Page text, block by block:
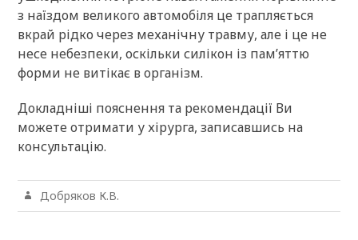
з наїздом великого автомобіля це трапляється
вкрай рідко через механічну травму, але і це не
несе небезпеки, оскільки силікон із пам’яттю
форми не витікає в організм.
Докладніші пояснення та рекомендації Ви
можете отримати у хірурга, записавшись на
консультацію.
Добряков К.В.